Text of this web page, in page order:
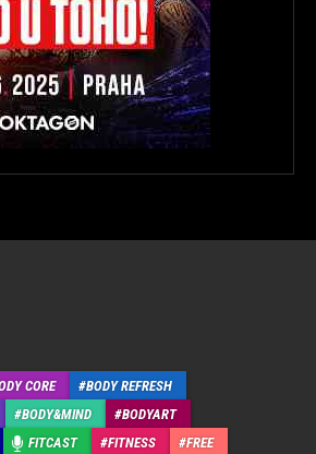
CORE
BODY REFRESH
BODY&MIND
BODYART
FITCAST FITNESS
FREE